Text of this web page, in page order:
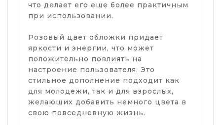
что делает его еще более практичным
при использовании.
Розовый цвет обложки придает
яркости и энергии, что может
положительно повлиять на
настроение пользователя. Это
стильное дополнение подходит как
для молодежи, так и для взрослых,
желающих добавить немного цвета в
свою повседневную жизнь.